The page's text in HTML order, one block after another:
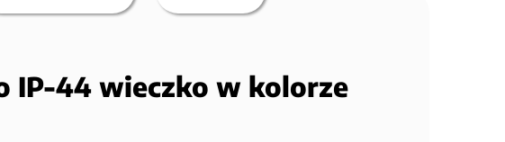
IP-44 wieczko w kolorze